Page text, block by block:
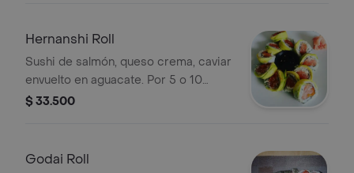
Hernanshi Roll
Sushi de salmón, queso crema, caviar
envuelto en aguacate. Por 5 o 10
piezas.
$ 33.500
Godai Roll